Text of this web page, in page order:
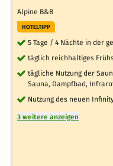
Alpine B&B
HOTELTIPP
5 Tage / 4 Nächte in der
täglich reichhaltiges
tägliche Nutzung der
Sauna, Dampfbad,
Nutzung des neuen
3 weitere anzeigen